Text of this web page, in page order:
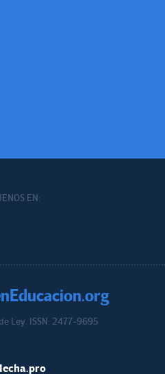
EN:
Ley. ISSN: 2477-9695